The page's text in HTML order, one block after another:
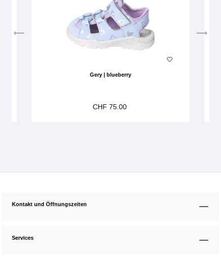
Gery | blueberry
CHF 75.00
Kontakt und Öffnungszeiten
Services